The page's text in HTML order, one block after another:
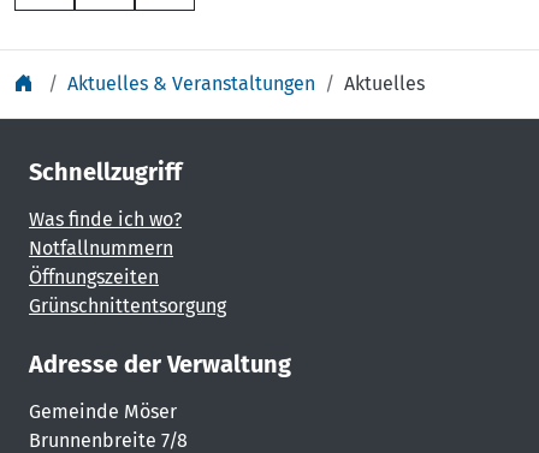
Aktuelles & Veranstaltungen Aktuelles
Schnellzugriff
Was finde ich wo?
Notfallnummern
Öffnungszeiten
Grünschnittentsorgung
Adresse der Verwaltung
Gemeinde Möser
Brunnenbreite 7/8